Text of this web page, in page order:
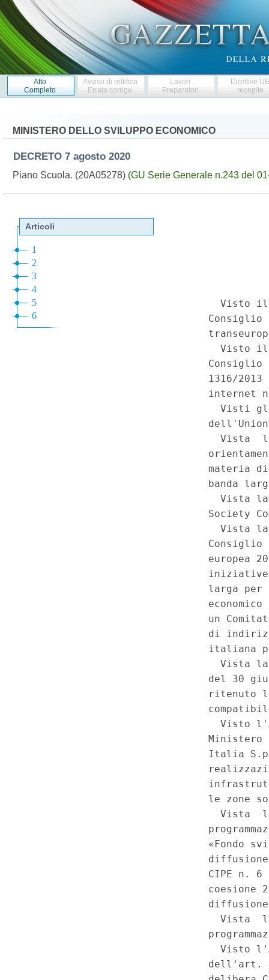
Atto
Completo
Avviso di rettifica
Errata corrige
Lavori
Preparatori
Direttive
recepite
MINISTERO DELLO SVILUPPO ECONOMICO
DECRETO 7 agosto 2020
Piano Scuola. (20A05278) (GU Serie Generale n.243 del